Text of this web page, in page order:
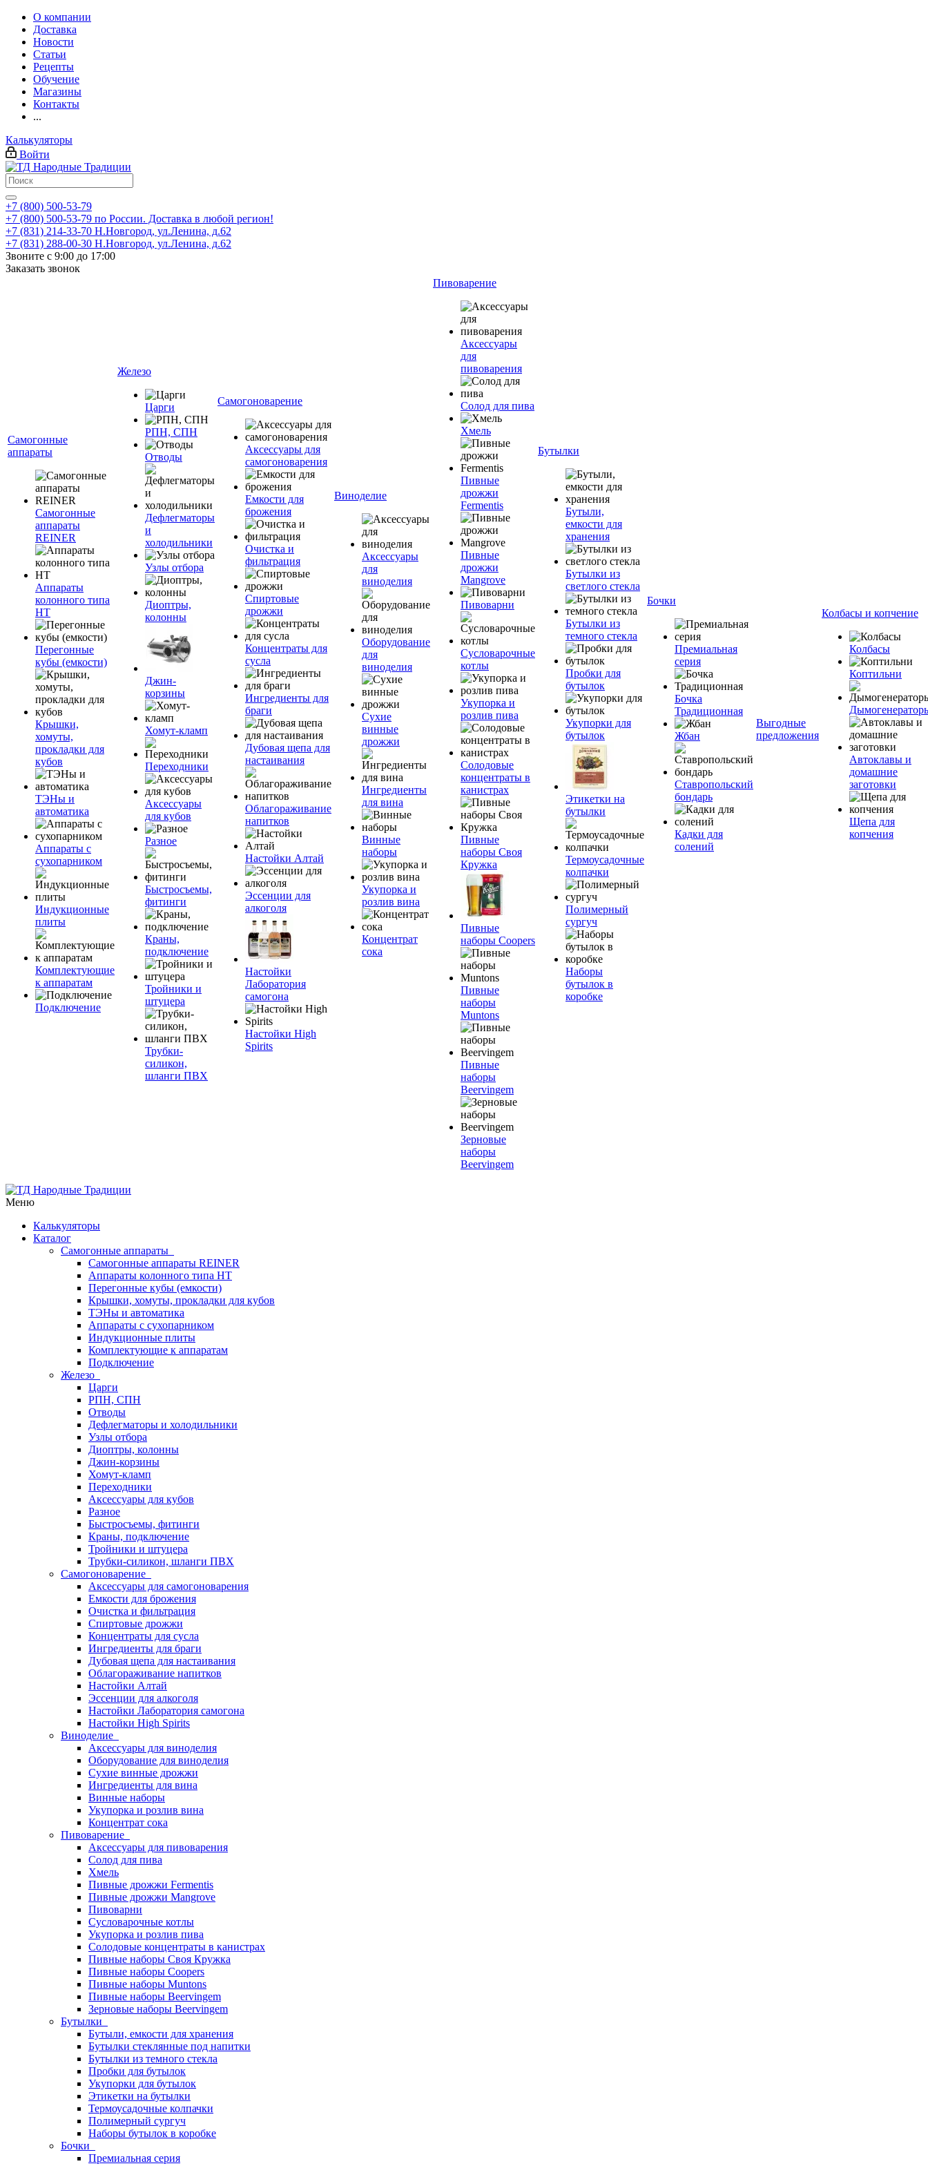
О компании
Доставка
Новости
Статьи
Рецепты
Обучение
Магазины
Контакты
...
Калькуляторы
Войти
+7 (800) 500-53-79
+7 (800) 500-53-79 по России. Доставка в любой регион!
+7 (831) 214-33-70 Н.Новгород, ул.Ленина, д.62
+7 (831) 288-00-30 Н.Новгород, ул.Ленина, д.62
Звоните с 9:00 до 17:00
Заказать звонок
Самогонные
аппараты
Самогонные
аппараты
REINER
Аппараты
колонного типа
НТ
Перегонные
кубы (емкости)
Крышки,
хомуты,
прокладки для
кубов
ТЭНы и
автоматика
Аппараты с
сухопарником
Индукционные
плиты
Комплектующие
к аппаратам
Подключение
Железо
Царги
РПН, СПН
Отводы
Дефлегматоры
и
холодильники
Узлы отбора
Диоптры,
колонны
Джин-
корзины
Хомут-кламп
Переходники
Аксессуары
для кубов
Разное
Быстросъемы,
фитинги
Краны,
подключение
Тройники и
штуцера
Трубки-
силикон,
шланги ПВХ
Самогоноварение
Аксессуары для
самогоноварения
Емкости для
брожения
Очистка и
фильтрация
Спиртовые
дрожжи
Концентраты для
сусла
Ингредиенты для
браги
Дубовая щепа для
настаивания
Облагораживание
напитков
Настойки Алтай
Эссенции для
алкоголя
Настойки
Лаборатория
самогона
Настойки High
Spirits
Виноделие
Аксессуары
для
виноделия
Оборудование
для
виноделия
Сухие
винные
дрожжи
Ингредиенты
для вина
Винные
наборы
Укупорка и
розлив вина
Концентрат
сока
Пивоварение
Аксессуары
для
пивоварения
Солод для пива
Хмель
Пивные
дрожжи
Fermentis
Пивные
дрожжи
Mangrove
Пивоварни
Сусловарочные
котлы
Укупорка и
розлив пива
Солодовые
концентраты в
канистрах
Пивные
наборы Своя
Кружка
Пивные
наборы Coopers
Пивные
наборы
Muntons
Пивные
наборы
Beervingem
Зерновые
наборы
Beervingem
Бутылки
Бутыли,
емкости для
хранения
Бутылки из
светлого стекла
Бутылки из
темного стекла
Пробки для
бутылок
Укупорки для
бутылок
Этикетки на
бутылки
Термоусадочные
колпачки
Полимерный
сургуч
Наборы
бутылок в
коробке
Бочки
Премиальная
серия
Бочка
Традиционная
Жбан
Ставропольский
бондарь
Кадки для
солений
Выгодные
предложения
Колбасы и копчение
Колбасы
Коптильни
Автоклавы и
домашние
заготовки
Щепа для
копчения
Меню
Калькуляторы
Каталог
Самогонные аппараты
Самогонные аппараты REINER
Аппараты колонного типа НТ
Перегонные кубы (емкости)
Крышки, хомуты, прокладки для кубов
ТЭНы и автоматика
Аппараты с сухопарником
Индукционные плиты
Комплектующие к аппаратам
Подключение
Железо
Царги
РПН, СПН
Отводы
Дефлегматоры и холодильники
Узлы отбора
Диоптры, колонны
Джин-корзины
Хомут-кламп
Переходники
Аксессуары для кубов
Разное
Быстросъемы, фитинги
Краны, подключение
Тройники и штуцера
Трубки-силикон, шланги ПВХ
Самогоноварение
Аксессуары для самогоноварения
Емкости для брожения
Очистка и фильтрация
Спиртовые дрожжи
Концентраты для сусла
Ингредиенты для браги
Дубовая щепа для настаивания
Облагораживание напитков
Настойки Алтай
Эссенции для алкоголя
Настойки Лаборатория самогона
Настойки High Spirits
Виноделие
Аксессуары для виноделия
Оборудование для виноделия
Сухие винные дрожжи
Ингредиенты для вина
Винные наборы
Укупорка и розлив вина
Концентрат сока
Пивоварение
Аксессуары для пивоварения
Солод для пива
Хмель
Пивные дрожжи Fermentis
Пивные дрожжи Mangrove
Пивоварни
Сусловарочные котлы
Укупорка и розлив пива
Солодовые концентраты в канистрах
Пивные наборы Своя Кружка
Пивные наборы Coopers
Пивные наборы Muntons
Пивные наборы Beervingem
Зерновые наборы Beervingem
Бутылки
Бутыли, емкости для хранения
Бутылки стеклянные под напитки
Бутылки из темного стекла
Пробки для бутылок
Укупорки для бутылок
Этикетки на бутылки
Термоусадочные колпачки
Полимерный сургуч
Наборы бутылок в коробке
Бочки
Премиальная серия